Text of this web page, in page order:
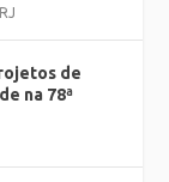
de
na 78ª